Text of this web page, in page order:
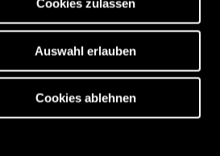
Cookies zulassen
Auswahl erlauben
Cookies ablehnen